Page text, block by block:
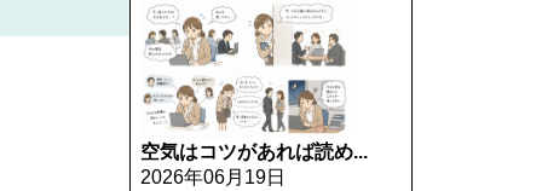
空気はコツがあれば読め...
2026年06月19日